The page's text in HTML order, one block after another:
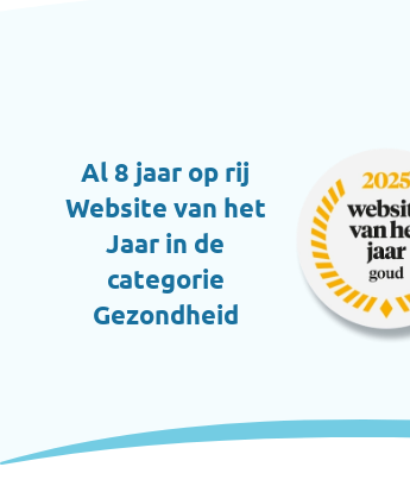
Al 8 jaar op rij
Website van het
Jaar in de
categorie
Gezondheid